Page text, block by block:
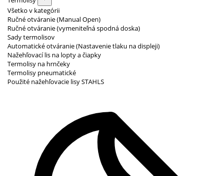
Všetko v kategórii
Ručné otváranie (Manual Open)
Ručné otváranie (vymeniteľná spodná doska)
Sady termolisov
Automatické otváranie (Nastavenie tlaku na displeji)
Nažehľovací lis na lopty a čiapky
Termolisy na hrnčeky
Termolisy pneumatické
Použité nažehľovacie lisy STAHLS